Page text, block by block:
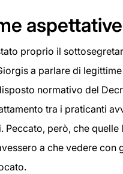
aspettative
proprio il
a parlare di
normativo del
tra i praticanti
Peccato, però, che quelle
a che vedere con